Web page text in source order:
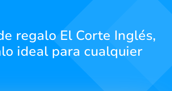
regalo El Corte Inglés,
ideal para cualquier